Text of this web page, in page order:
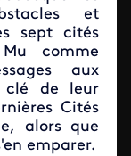
et
sept cités
comme
aux
clé de leur
Cités
alors que
emparer.